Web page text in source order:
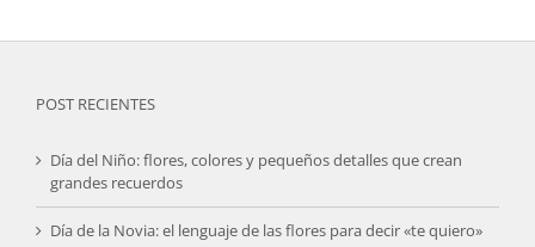
POST RECIENTES
Día del Niño: flores, colores y pequeños detalles que crean
grandes recuerdos
Día de la Novia: el lenguaje de las flores para decir «te quiero»